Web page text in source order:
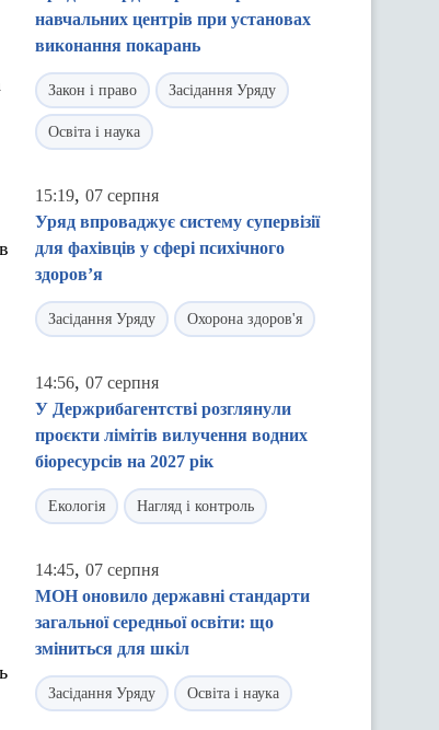
навчальних центрів при установах
виконання покарань
Закон і право Засідання Уряду
Освіта і наука
15:19, 07 серпня
Уряд впроваджує систему супервізії
для фахівців у сфері психічного
здоров’я
Засідання Уряду Охорона здоров'я
14:56, 07 серпня
У Держрибагентстві розглянули
проєкти лімітів вилучення водних
біоресурсів на 2027 рік
Екологія Нагляд і контроль
14:45, 07 серпня
МОН оновило державні стандарти
загальної середньої освіти: що
зміниться для шкіл
Засідання Уряду Освіта і наука